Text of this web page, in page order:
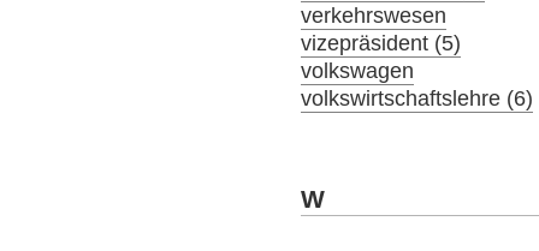
verkehrswesen
vizepräsident (5)
volkswagen
volkswirtschaftslehre (6)
W